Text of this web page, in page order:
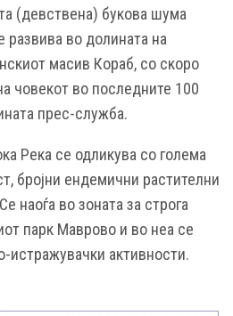
(девствена) букова шума
развива во долината на
масив Кораб, со скоро
човекот во последните 100
прес-служба.
Река се одликува со голема
бројни ендемични растителни
наоѓа во зоната за строга
парк Маврово и во неа се
истражувачки активности.